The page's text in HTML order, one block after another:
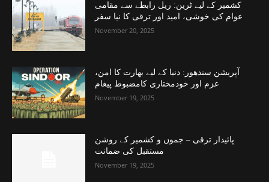
کشمیر کے لیے ٹرین: ریل رابطے سے مقامی
عوام کی خوشی، امید اور ترقی کا نیا سفر
November 20, 2025
آپریشن سندھور: دنیا کے لیے بھارت کا امن،
عزم اور خودمختاری کامضبوط پیغام
November 19, 2025
پائیدار ترقی – جموں و کشمیر کے روشن
مستقبل کی ضمانت
November 19, 2025